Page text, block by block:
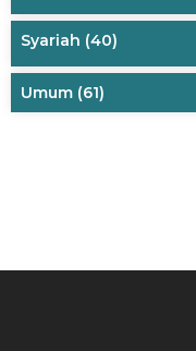
Syariah (40)
Umum (61)